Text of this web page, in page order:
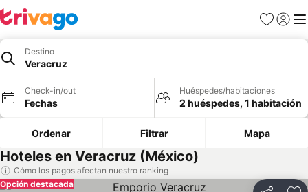
Favoritos
Iniciar
Destino
Veracruz
Check-in/out
Fechas
Huéspedes/habitaciones
2 huéspedes, 1 habitación
Ordenar Filtrar Mapa
Hoteles en Veracruz (México)
Cómo los pagos afectan nuestro ranking
Opción destacada